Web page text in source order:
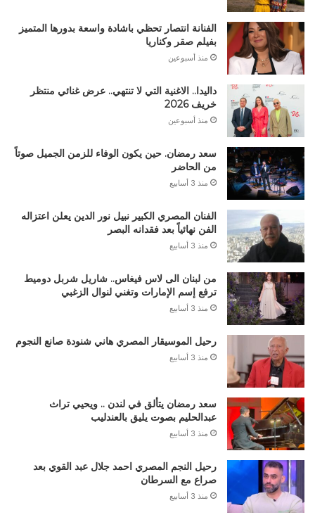
الفنانة انتصار تحظي باشادة واسعة بدورها المتميز
بفيلم صقر وكناريا
منذ أسبوعين
داليدا.. الاغنية التي لا تنتهي.. عرض غنائي منتظر
خريف 2026
منذ أسبوعين
سعد رمضان. حين يكون الوفاء للزمن الجميل صوتاً
من الحاضر
منذ 3 أسابيع
الفنان المصري الكبير نبيل نور الدين يعلن اعتزاله
الفن نهائياً بعد فقدانه البصر
منذ 3 أسابيع
من لبنان الى لاس فيغاس.. شاريل شربل دوميط
ترفع إسم الإمارات وتغني لنوال الزغبي
منذ 3 أسابيع
رحيل الموسيقار المصري هاني شنودة صانع النجوم
منذ 3 أسابيع
سعد رمضان يتألق في لندن .. ويحيي تراث
عبدالحليم بصوت يليق بالعندليب
منذ 3 أسابيع
رحيل النجم المصري احمد جلال عبد القوي بعد
صراع مع السرطان
منذ 3 أسابيع